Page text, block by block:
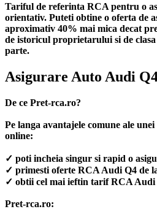
Tariful de referinta RCA pentru o
orientativ. Puteti obtine o oferta de
aproximativ 40% mai mica decat
de istoricul proprietarului si de
parte.
Asigurare Auto Audi
De ce Pret-rca.ro?
Pe langa avantajele comune ale
online:
✓ poti incheia singur si rapid o
✓ primesti oferte RCA Audi Q4 de
✓ obtii cel mai ieftin tarif RCA Audi
Pret-rca.ro: